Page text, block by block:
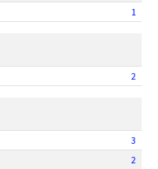
1
2
3
2